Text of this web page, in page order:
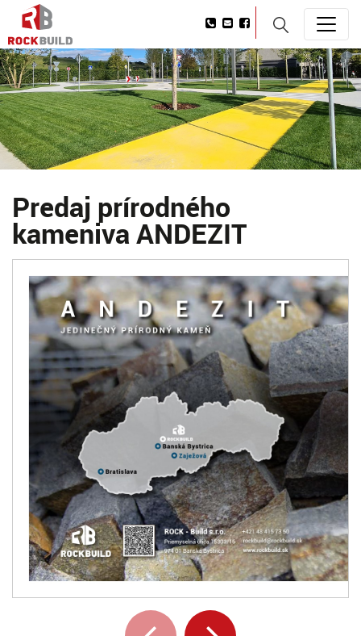
Predaj prírodného
kameniva ANDEZIT